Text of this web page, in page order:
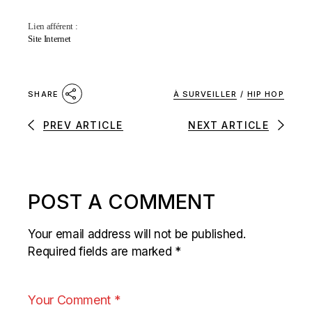
Lien afférent :
Site Internet
SHARE À SURVEILLER / HIP HOP
PREV ARTICLE NEXT ARTICLE
POST A COMMENT
Your email address will not be published.
Required fields are marked *